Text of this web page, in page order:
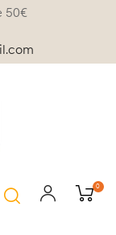
50€
0